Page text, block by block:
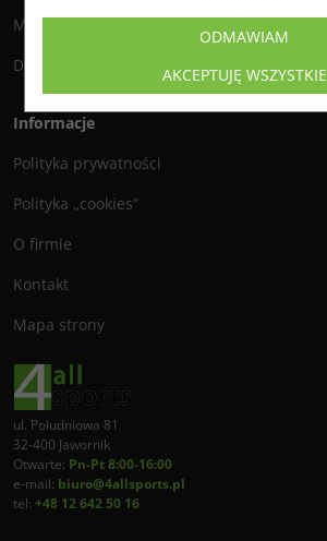
Metody płatności
Dostawa
Informacje
Polityka prywatności
Polityka „cookies”
O firmie
Kontakt
Mapa strony
ul. Południowa 81
32-400 Jawornik
Otwarte: Pn-Pt 8:00-16:00
e-mail: biuro@4allsports.pl
tel: +48 12 642 50 16
ODMAWIAM
AKCEPTUJĘ WSZYSTKIE